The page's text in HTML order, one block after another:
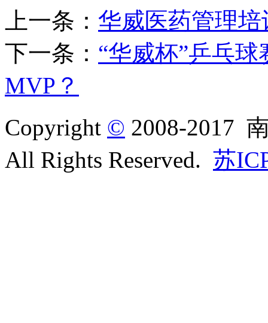
上一条： 华威医药管理
下一条： “华威杯”乒乓
MVP？
Copyright © 2008-2017
All Rights Reserved. 苏